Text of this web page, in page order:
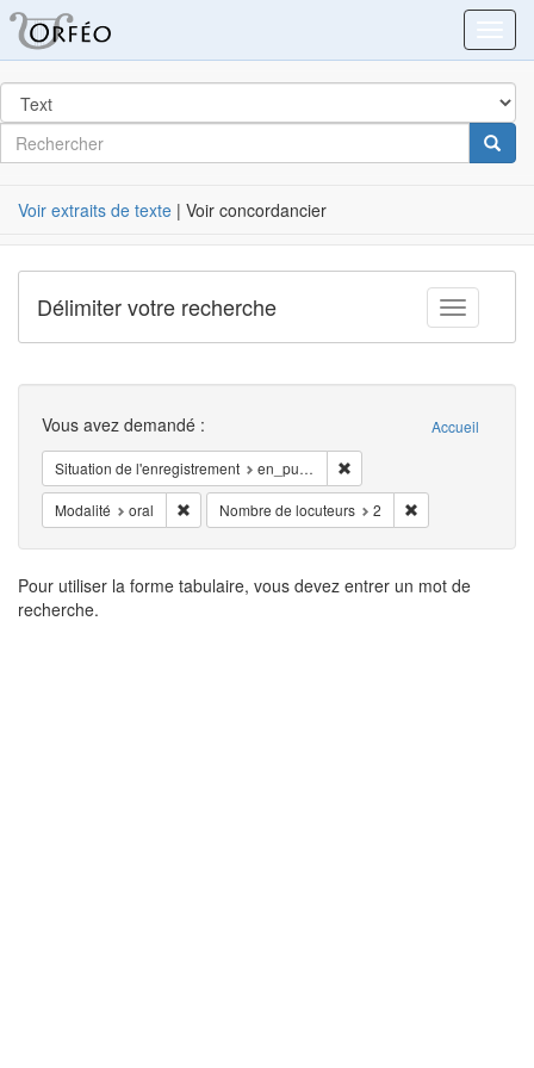
dans
Post
Label
Rechercher
Voir extraits de texte | Voir concordancier
Toggle
Délimiter votre recherche
Recherche Accueil
Vous avez demandé :
Situation de l'enregistrement en_public
Modalité oral Supprimer la restriction Modalité: oral
Nombre de locuteurs 2
Résultats
de
Pour utiliser la forme tabulaire, vous devez entrer un mot de
recherche.